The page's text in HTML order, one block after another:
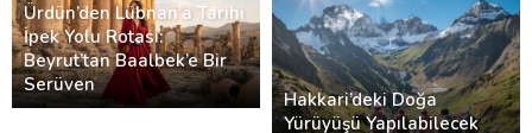
Ürdün’den Lübnan’a Tarihi
İpek Yolu Rotası:
Beyrut’tan Baalbek’e Bir
Serüven
Hakkari’deki Doğa
Yürüyüşü Yapılabilecek